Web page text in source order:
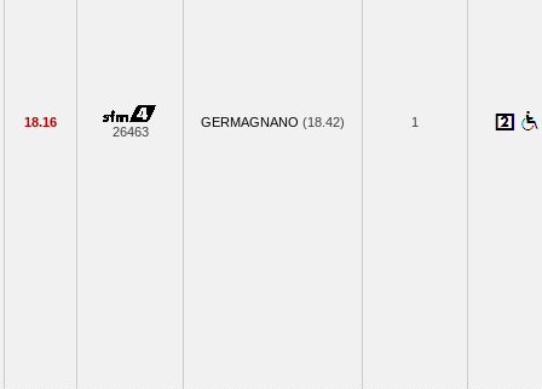
18.16
26463
GERMAGNANO (18.42) 1